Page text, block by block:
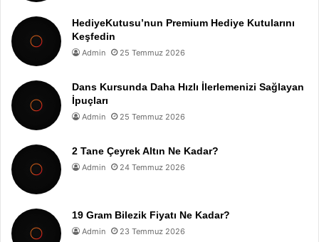
HediyeKutusu’nun Premium Hediye Kutularını
Keşfedin
Admin 25 Temmuz 2026
Dans Kursunda Daha Hızlı İlerlemenizi Sağlayan
İpuçları
Admin 25 Temmuz 2026
2 Tane Çeyrek Altın Ne Kadar?
Admin 24 Temmuz 2026
19 Gram Bilezik Fiyatı Ne Kadar?
Admin 23 Temmuz 2026